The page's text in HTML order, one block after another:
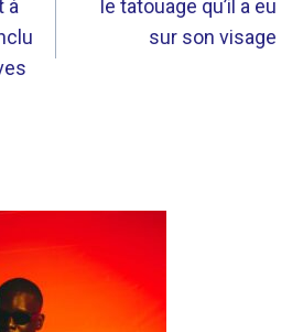
à
le tatouage qu’il a eu
sur son visage